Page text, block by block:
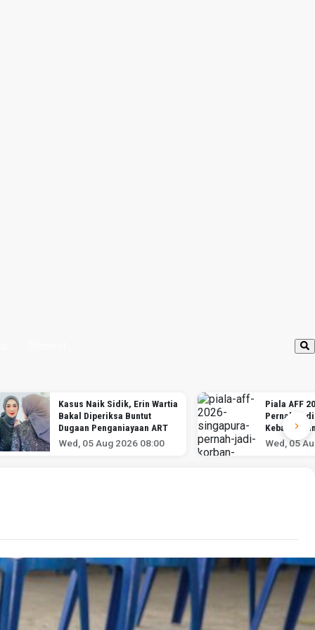
Kasus Naik Sidik, Erin Wartia
Bakal Diperiksa Buntut
Dugaan Penganiayaan ART
Wed, 05 Aug 2026 08:00
Piala AFF
Pernah
Indonesia
Wed, 05